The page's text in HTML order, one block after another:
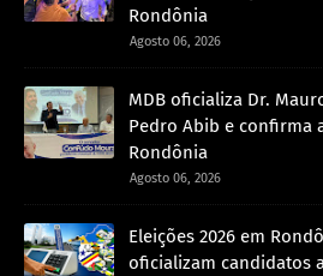
Rondônia
Agosto 06, 2026
MDB oficializa Dr.
Pedro Abib e confirma
Rondônia
Agosto 06, 2026
Eleições 2026 em
oficializam candidatos